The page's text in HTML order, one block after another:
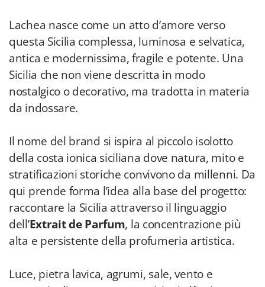
Lachea nasce come un atto d’amore verso
questa Sicilia complessa, luminosa e selvatica,
antica e modernissima, fragile e potente. Una
Sicilia che non viene descritta in modo
nostalgico o decorativo, ma tradotta in materia
da indossare.
Il nome del brand si ispira al piccolo isolotto
della costa ionica siciliana dove natura, mito e
stratificazioni storiche convivono da millenni. Da
qui prende forma l’idea alla base del progetto:
raccontare la Sicilia attraverso il linguaggio
dell’Extrait de Parfum, la concentrazione più
alta e persistente della profumeria artistica.
Luce, pietra lavica, agrumi, sale, vento e